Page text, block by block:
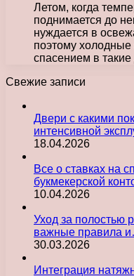
Летом, когда
поднимается до
нуждается в
поэтому
спасением в
Свежие записи
Двери с какими
интенсивной
18.04.2026
Все о ставках на
букмекерской
10.04.2026
Уход за полостью
важные правила
30.03.2026
Интеграция